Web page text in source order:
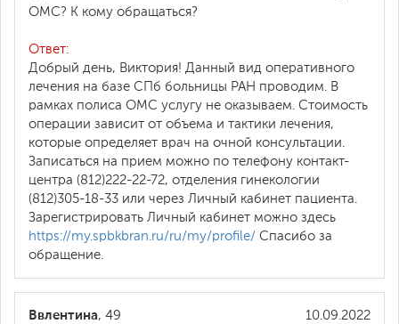
ОМС? К кому обращаться?
Ответ:
Добрый день, Виктория! Данный вид оперативного
лечения на базе СПб больницы РАН проводим. В
рамках полиса ОМС услугу не оказываем. Стоимость
операции зависит от объема и тактики лечения,
которые определяет врач на очной консультации.
Записаться на прием можно по телефону контакт-
центра (812)222-22-72, отделения гинекологии
(812)305-18-33 или через Личный кабинет пациента.
Зарегистрировать Личный кабинет можно здесь
https://my.spbkbran.ru/ru/my/profile/ Спасибо за
обращение.
10.09.2022
Ввлентина, 49